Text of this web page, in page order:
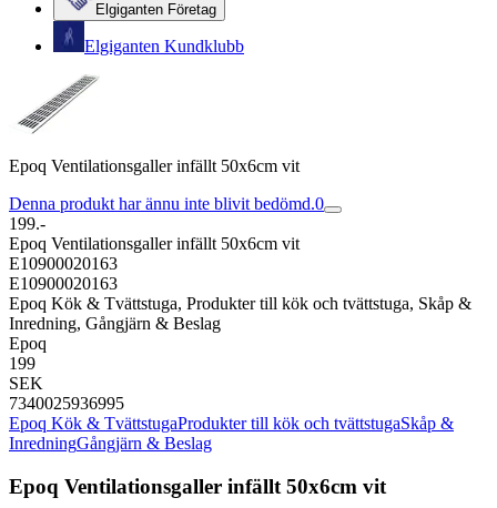
Elgiganten Företag
Elgiganten Kundklubb
Epoq Ventilationsgaller infällt 50x6cm vit
Denna produkt har ännu inte blivit bedömd.0
199.-
Epoq Ventilationsgaller infällt 50x6cm vit
E10900020163
E10900020163
Epoq Kök & Tvättstuga, Produkter till kök och tvättstuga, Skåp &
Inredning, Gångjärn & Beslag
Epoq
199
SEK
7340025936995
Epoq Kök & TvättstugaProdukter till kök och tvättstugaSkåp &
InredningGångjärn & Beslag
Epoq Ventilationsgaller infällt 50x6cm vit